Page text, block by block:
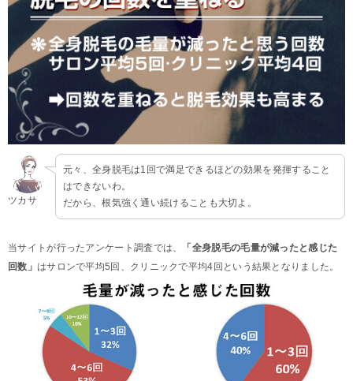
ツカサ
元々、全身脱毛は1回で満足できるほどの効果を発揮すること
はできないわ。
だから、根気強く通い続けることも大切よ。
当サイトが行ったアンケート調査では、
「全身脱毛の毛量が減ったと感じた
回数」 はサロンで平均5回、クリニックで平均4回という結果となりました。